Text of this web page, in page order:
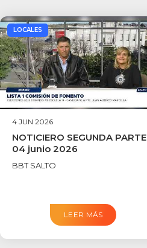
LOCALES
4 JUN 2026
NOTICIERO SEGUNDA PARTE
04 junio 2026
BBT SALTO
LEER MÁS